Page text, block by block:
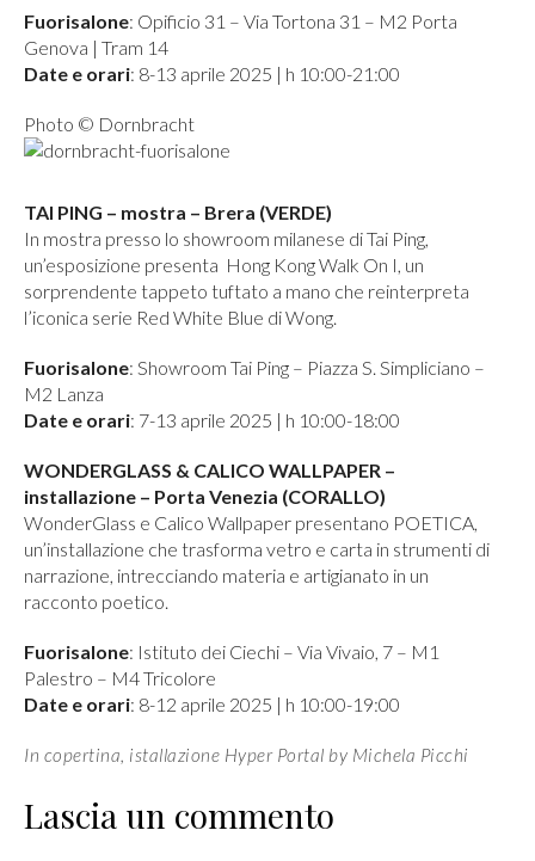
Fuorisalone: Opificio 31 – Via Tortona 31 – M2 Porta
Genova | Tram 14
Date e orari: 8-13 aprile 2025 | h 10:00-21:00
Photo © Dornbracht
TAI PING – mostra – Brera (VERDE)
In mostra presso lo showroom milanese di Tai Ping,
un’esposizione presenta Hong Kong Walk On I, un
sorprendente tappeto tuftato a mano che reinterpreta
l’iconica serie Red White Blue di Wong.
Fuorisalone: Showroom Tai Ping – Piazza S. Simpliciano –
M2 Lanza
Date e orari: 7-13 aprile 2025 | h 10:00-18:00
WONDERGLASS & CALICO WALLPAPER –
installazione – Porta Venezia (CORALLO)
WonderGlass e Calico Wallpaper presentano POETICA,
un’installazione che trasforma vetro e carta in strumenti di
narrazione, intrecciando materia e artigianato in un
racconto poetico.
Fuorisalone: Istituto dei Ciechi – Via Vivaio, 7 – M1
Palestro – M4 Tricolore
Date e orari: 8-12 aprile 2025 | h 10:00-19:00
In copertina, istallazione Hyper Portal by Michela Picchi
Lascia un commento